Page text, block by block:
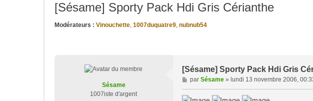
[Sésame] Sporty Pack Hdi Gris Cérianthe
Modérateurs : Vinouchette, 1007duquatre9, nubnub54
Sésame
1007iste d'argent
[Sésame] Sporty Pack Hdi Gris
M
e
s
par Sésame» lundi 13 novembre 2006,